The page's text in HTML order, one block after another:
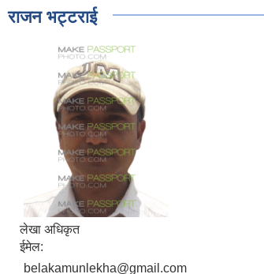
राजन भट्टराई
लेखा अधिकृत
ईमेल:
belakamunlekha@gmail.com